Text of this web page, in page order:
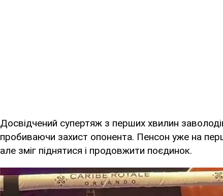
Досвідчений супертяж з перших хвилин
пробиваючи захист опонента. Пенсон уже на
але зміг піднятися і продовжити поєдинок.